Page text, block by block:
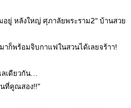
อยู่ หลังใหญ่ ศุภาลัยพระราม2” บ้านสวย
าก็พร้อมจิบกาแฟในสวนได้เลยจร้าา!
ลเดียวกัน…
ที่คูณสอง!!”